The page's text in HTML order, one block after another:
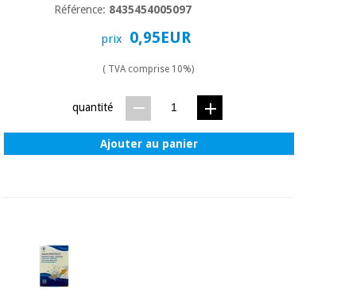
Référence: 8435454005097
prix 0,95EUR
( TVA comprise 10%)
quantité
Ajouter au panier